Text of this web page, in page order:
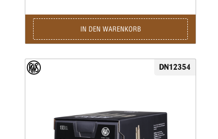
entsteht eine besonders gleichmäßige Hülsengeometrie, die
eine zuverlässige Zündung sowie konstante
Schussleistungen ermöglicht. Gleichzeitig sorgt das robuste
Material dafür, dass die Hülsen mehrfach wiederverwendet
Wiederlader, die Wert auf Präzision und Wirtschaftlichkeit
legen. Dank der präzisen Fertigung eignen sich diese Hülsen
gleichbleibende Qualität und präzise Wiederladeergebnisse
legt, trifft mit 100 RWS Hülsen 6,5x55 SE eine zuverlässige
Wahl für hochwertige Munition im Kaliber 6,5x55 SE.
IN DEN WARENKORB
DN12354